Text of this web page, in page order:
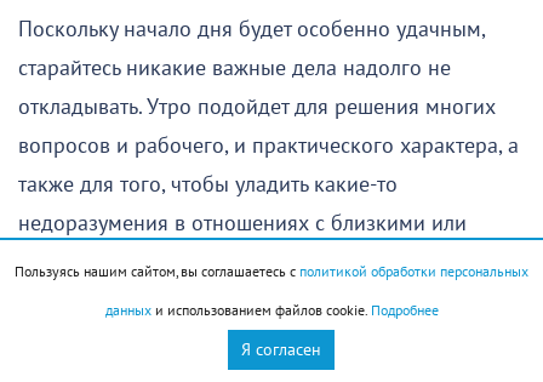
Поскольку начало дня будет особенно удачным,
старайтесь никакие важные дела надолго не
откладывать. Утро подойдет для решения многих
вопросов и рабочего, и практического характера, а
также для того, чтобы уладить какие-то
недоразумения в отношениях с близкими или
предпринять попытку помириться с теми, с кем вы
Пользуясь нашим сайтом, вы соглашаетесь с политикой обработки персональных
данныхи использованием файлов cookie. Подробнее
Я согласен